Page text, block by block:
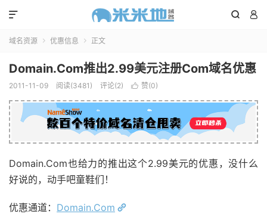
 

域名资源  优惠信息  正文
Domain.Com推出2.99美元注册Com域名优惠
2011-11-09 阅读(3481) 评论(2)  赞(0)
Domain.Com也给力的推出这个2.99美元的优惠，没什么
好说的，动手吧童鞋们！
优惠通道： Domain.Com